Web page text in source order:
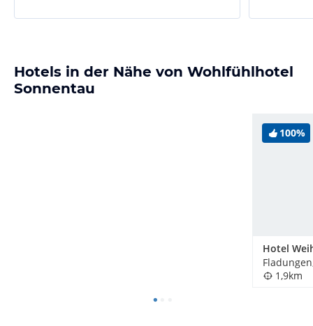
Hotels in der Nähe von Wohlfühlhotel
Sonnentau
100%
1,9km